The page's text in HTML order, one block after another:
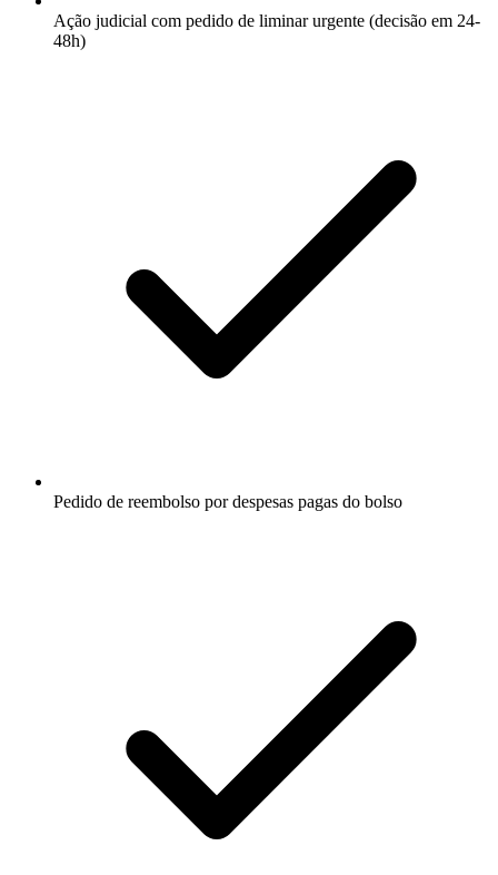
Ação judicial com pedido de liminar urgente (decisão em 24-
48h)
Pedido de reembolso por despesas pagas do bolso